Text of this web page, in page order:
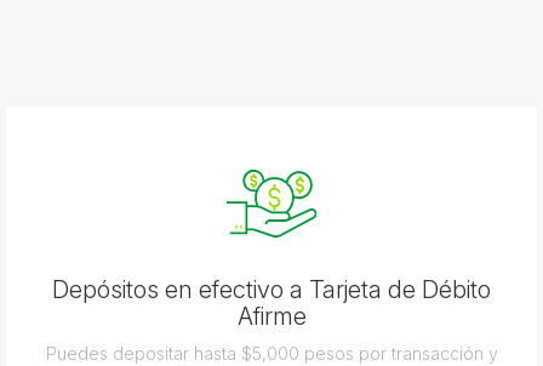
Depósitos en efectivo a Tarjeta de Débito
Afirme
Puedes depositar hasta $5,000 pesos por transacción y